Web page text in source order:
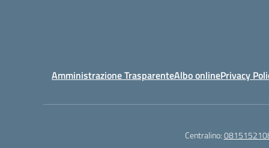
Amministrazione TrasparenteAlbo onlinePrivacy
Centralino: